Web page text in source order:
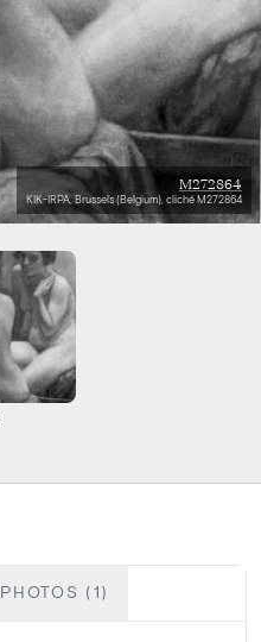
M272864
KIK-IRPA, Brussels (Belgium), cliché M272864
PHOTOS (1)